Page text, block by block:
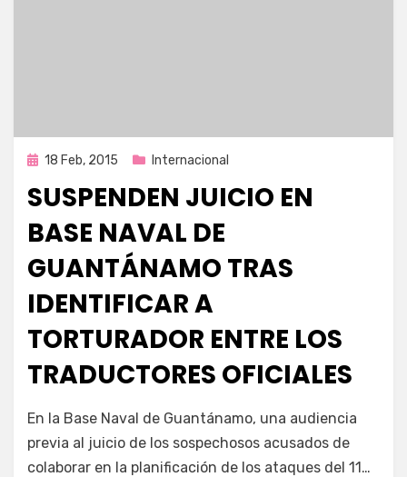
Publicada
18 Feb, 2015 Internacional
SUSPENDEN JUICIO EN
BASE NAVAL DE
GUANTÁNAMO TRAS
IDENTIFICAR A
TORTURADOR ENTRE LOS
TRADUCTORES OFICIALES
porEnrique
En la Base Naval de Guantánamo, una audiencia
previa al juicio de los sospechosos acusados de
colaborar en la planificación de los ataques del 11…